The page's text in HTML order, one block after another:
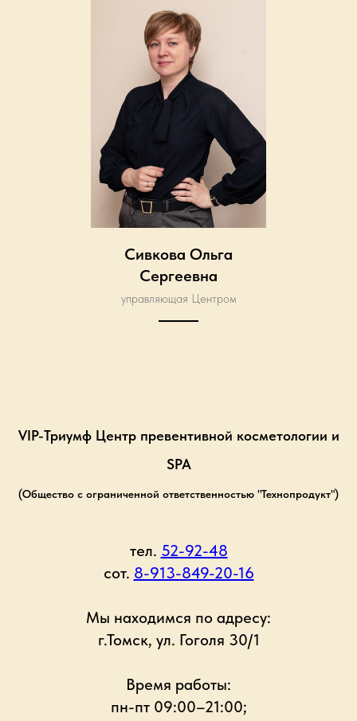
Сивкова Ольга
Сергеевна
управляющая Центром
VIP-Триумф Центр превентивной косметологии и
SPA
(Общество с ограниченной ответственностью "Технопродукт")
тел. 52-92-48
сот. 8-913-849-20-16
Мы находимся по адресу:
г.Томск, ул. Гоголя 30/1
Время работы:
пн-пт 09:00–21:00;